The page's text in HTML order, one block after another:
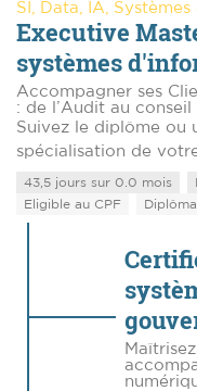
SI, Data, IA,
Executive
systèmes
Accompagner ses
: de l’Audit au conseil
Suivez le diplôme ou
spécialisation de
43,5 jours sur 0.0 mois
Eligible au CPF